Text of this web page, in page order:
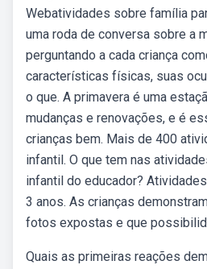
Webatividades sobre família
uma roda de conversa sobre a
perguntando a cada criança
características físicas, suas
o que. A primavera é uma
mudanças e renovações, e é
crianças bem. Mais de 400
infantil. O que tem nas
infantil do educador?
3 anos. As crianças
fotos expostas e que
Quais as primeiras reações